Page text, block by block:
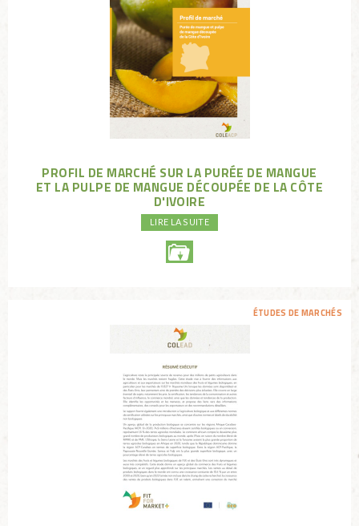
PROFIL DE MARCHÉ SUR LA PURÉE DE MANGUE
ET LA PULPE DE MANGUE DÉCOUPÉE DE LA CÔTE
D'IVOIRE
LIRE LA SUITE
ÉTUDES DE MARCHÉS